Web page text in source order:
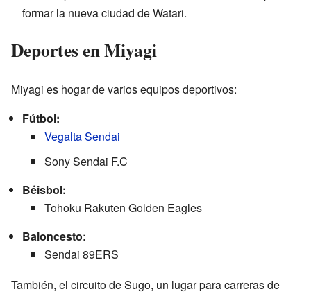
formar la nueva ciudad de Watari.
Deportes en Miyagi
Miyagi es hogar de varios equipos deportivos:
Fútbol:
Vegalta Sendai
Sony Sendai F.C
Béisbol:
Tohoku Rakuten Golden Eagles
Baloncesto:
Sendai 89ERS
También, el circuito de Sugo, un lugar para carreras de